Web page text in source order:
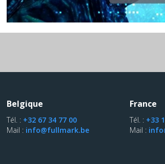
Belgique
Tél. : +32 67 34 77 00
Mail : info@fullmark.be
France
Tél. : +33
Mail :